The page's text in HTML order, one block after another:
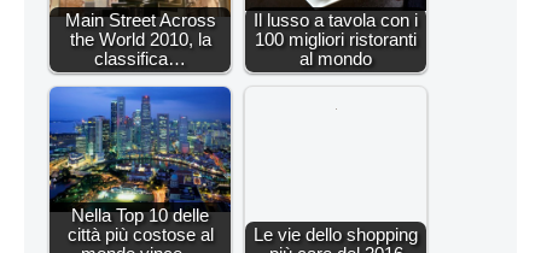
Main Street Across
the World 2010, la
classifica…
Il lusso a tavola con i
100 migliori ristoranti
al mondo
Nella Top 10 delle
città più costose al
Le vie dello shopping